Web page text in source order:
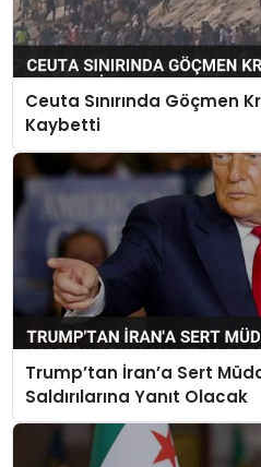
Ceuta Sınırında Göçmen
Kaybetti
Trump’tan İran’a Sert
Saldırılarına Yanıt Olacak